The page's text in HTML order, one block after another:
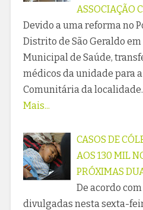
ASSOCIAÇÃO
Devido a uma reforma no
Distrito de São Geraldo
Municipal de Saúde,
médicos da unidade para
Comunitária da
Mais...
CASOS DE
AOS 130 MIL
PRÓXIMAS
De acordo
divulgadas nesta sexta-